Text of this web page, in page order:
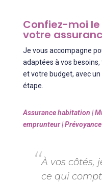
Confiez-moi
votre
Je vous accompagne
adaptées à vos
et votre budget, avec
étape.
Assurance habitation |
emprunteur |
À vos côtés,
ce qui